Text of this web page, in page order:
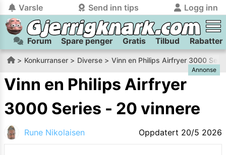
Varsle Send inn tips Logg inn
tilbake
Logg inn på Gjerrigknark.com:
Du kan logge inn / registrere bruker trygtoghelt gratis på
gjerrigknark.com ved å benytte Vipps-innlogging.
Logg inn med Vipps
tilbake
Send inn tips:
Har du et tips til meg? Jeg premierer de beste tipsene med
flaxlodd!
Kamera
Velg bilde
Forum Spare penger Gratis Tilbud Rabatter
Konkurranser Diverse Vinn en Philips Airfryer 3000
Annonse
Vinn en Philips Airfryer
3000 Series - 20 vinnere
Rune Nikolaisen Oppdatert 20/5 2026